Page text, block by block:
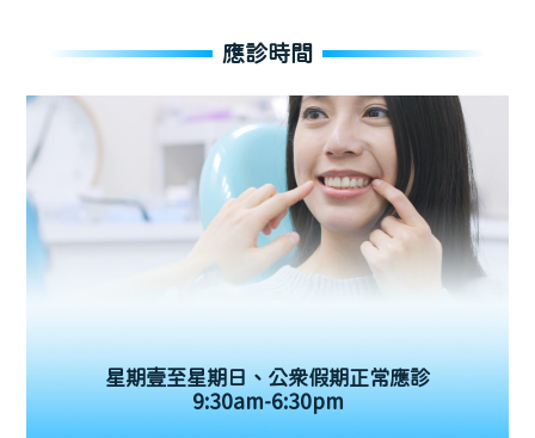
應診時間
星期壹至星期日、公眾假期正常應診
9:30am-6:30pm